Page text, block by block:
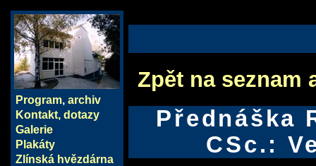
Program, archiv
Kontakt, dotazy
Galerie
Plakáty
Zlínská hvězdárna
Zpět na seznam
Přednáška
CSc.: